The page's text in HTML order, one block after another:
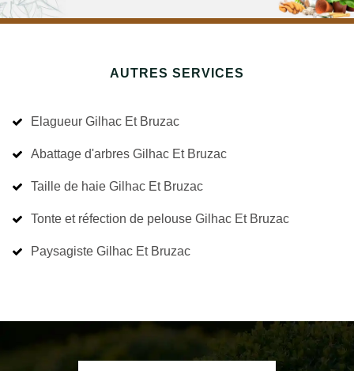
AUTRES SERVICES
Elagueur Gilhac Et Bruzac
Abattage d'arbres Gilhac Et Bruzac
Taille de haie Gilhac Et Bruzac
Tonte et réfection de pelouse Gilhac Et Bruzac
Paysagiste Gilhac Et Bruzac